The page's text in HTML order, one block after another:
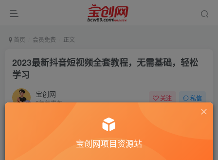
首页 会员免费 正文
2023最新抖音短视频全套教程，无需基础，轻松
学习
宝创网
3年前发布
关注 私信
2023最新抖音短视频全套教程，无需基础，轻松学习
宝创网项目资源站